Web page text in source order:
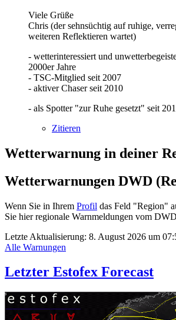
Viele Grüße
Chris (der sehnsüchtig auf ruhige,
weiteren Reflektieren wartet)
- wetterinteressiert und
2000er Jahre
- TSC-Mitglied seit 2007
- aktiver Chaser seit 2010
- als Spotter "zur Ruhe gesetzt" seit
Zitieren
Wetterwarnung in deiner
Wetterwarnungen DWD
Wenn Sie in Ihrem Profil das Feld "Region"
Sie hier regionale Warnmeldungen vom
Letzte Aktualisierung: 8. August 2026 um
Alle Warnungen
Letzter Estofex Forecast